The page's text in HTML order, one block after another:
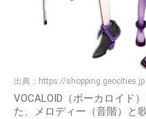
出典： https://shopping.geocities.jp
VOCALOID（ボーカロイド
た、メロディー（音階）と